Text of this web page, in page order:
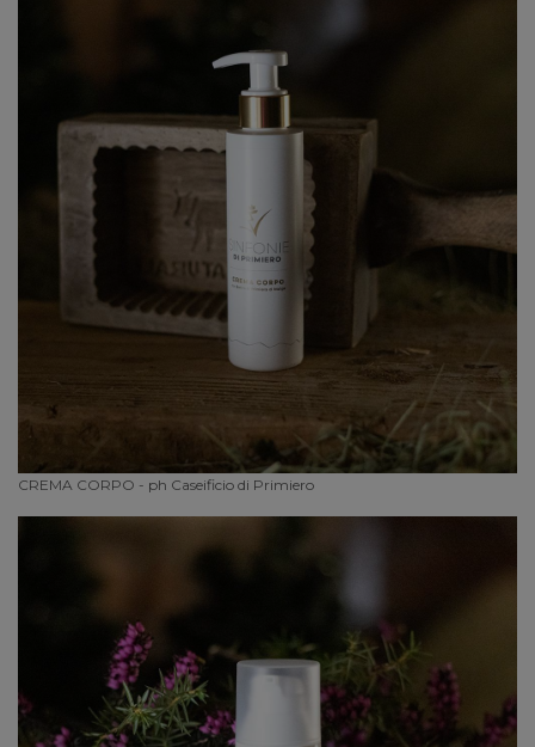
CREMA CORPO - ph Caseificio di Primiero